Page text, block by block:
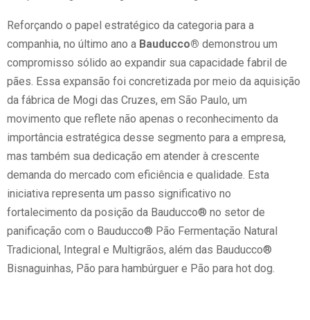
Reforçando o papel estratégico da categoria para a
companhia, no último ano a Bauducco® demonstrou um
compromisso sólido ao expandir sua capacidade fabril de
pães. Essa expansão foi concretizada por meio da aquisição
da fábrica de Mogi das Cruzes, em São Paulo, um
movimento que reflete não apenas o reconhecimento da
importância estratégica desse segmento para a empresa,
mas também sua dedicação em atender à crescente
demanda do mercado com eficiência e qualidade. Esta
iniciativa representa um passo significativo no
fortalecimento da posição da Bauducco® no setor de
panificação com o Bauducco® Pão Fermentação Natural
Tradicional, Integral e Multigrãos, além das Bauducco®
Bisnaguinhas, Pão para hambúrguer e Pão para hot dog.